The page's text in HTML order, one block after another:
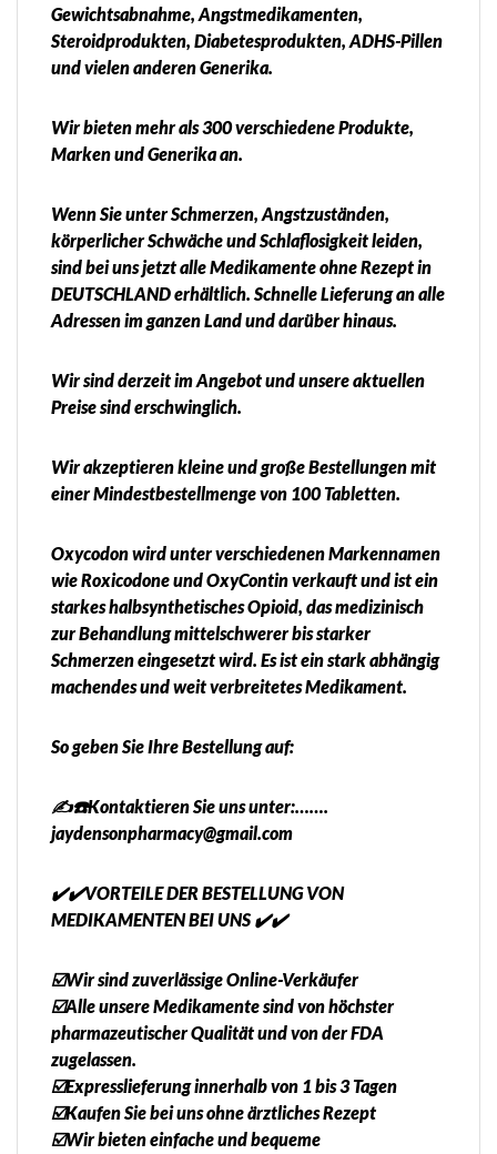
Gewichtsabnahme, Angstmedikamenten,
Steroidprodukten, Diabetesprodukten, ADHS-Pillen
und vielen anderen Generika.
Wir bieten mehr als 300 verschiedene Produkte,
Marken und Generika an.
Wenn Sie unter Schmerzen, Angstzuständen,
körperlicher Schwäche und Schlaflosigkeit leiden,
sind bei uns jetzt alle Medikamente ohne Rezept in
DEUTSCHLAND erhältlich. Schnelle Lieferung an alle
Adressen im ganzen Land und darüber hinaus.
Wir sind derzeit im Angebot und unsere aktuellen
Preise sind erschwinglich.
Wir akzeptieren kleine und große Bestellungen mit
einer Mindestbestellmenge von 100 Tabletten.
Oxycodon wird unter verschiedenen Markennamen
wie Roxicodone und OxyContin verkauft und ist ein
starkes halbsynthetisches Opioid, das medizinisch
zur Behandlung mittelschwerer bis starker
Schmerzen eingesetzt wird. Es ist ein stark abhängig
machendes und weit verbreitetes Medikament.
So geben Sie Ihre Bestellung auf:
✍️☎️Kontaktieren Sie uns unter:…….
jaydensonpharmacy@gmail.com
✔️✔️VORTEILE DER BESTELLUNG VON
MEDIKAMENTEN BEI UNS ✔️✔️
☑️Wir sind zuverlässige Online-Verkäufer
☑️Alle unsere Medikamente sind von höchster
pharmazeutischer Qualität und von der FDA
zugelassen.
☑️Expresslieferung innerhalb von 1 bis 3 Tagen
☑️Kaufen Sie bei uns ohne ärztliches Rezept
☑️Wir bieten einfache und bequeme